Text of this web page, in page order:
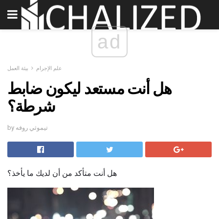
ad
علم الإجرام بيئة العمل
هل أنت مستعد ليكون ضابط
شرطة؟
by تيموثي روفه
هل أنت متأكد من أن لديك ما يأخذ؟